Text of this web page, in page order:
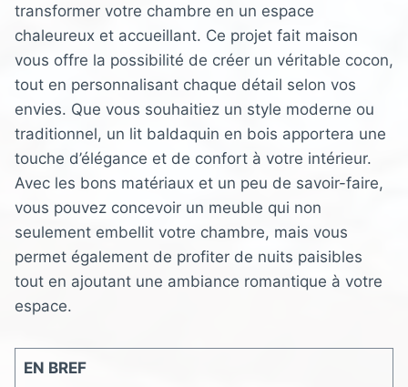
transformer votre chambre en un espace
chaleureux et accueillant. Ce projet fait maison
vous offre la possibilité de créer un véritable cocon,
tout en personnalisant chaque détail selon vos
envies. Que vous souhaitiez un style moderne ou
traditionnel, un lit baldaquin en bois apportera une
touche d’élégance et de confort à votre intérieur.
Avec les bons matériaux et un peu de savoir-faire,
vous pouvez concevoir un meuble qui non
seulement embellit votre chambre, mais vous
permet également de profiter de nuits paisibles
tout en ajoutant une ambiance romantique à votre
espace.
EN BREF